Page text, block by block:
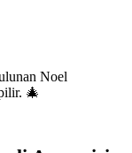
Noel
🎄